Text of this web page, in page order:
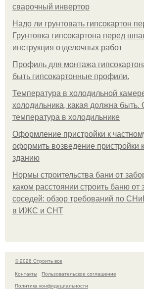
сварочный инвертор
Надо ли грунтовать гипсокартон
Грунтовка гипсокартона перед
инструкция отделочных работ
Профиль для монтажа
быть гипсокартонные профили.
Температура в холодильной
холодильника, какая должна быть.
температура в холодильнике
Оформление пристройки к
оформить возведение пристройки
зданию
Нормы строительства бани от
каком расстоянии строить баню от
соседей: обзор требований по
в ИЖС и СНТ
© 2026 Строить все
Контакты
Пользовательское соглашение
Политика конфидециальности